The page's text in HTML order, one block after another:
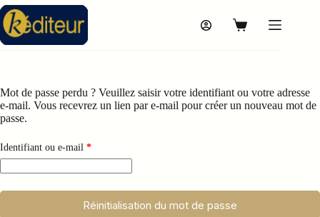
Passer
au
contenu
Panier
Mot de passe perdu ? Veuillez saisir votre identifiant ou votre adresse
e-mail. Vous recevrez un lien par e-mail pour créer un nouveau mot de
passe.
Identifiant ou e-mail *Obligatoire
Réinitialisation du mot de passe